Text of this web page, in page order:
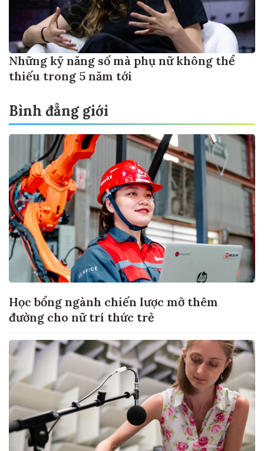
Những kỹ năng số mà phụ nữ không thể
thiếu trong 5 năm tới
Bình đẳng giới
Học bổng ngành chiến lược mở thêm
đường cho nữ trí thức trẻ